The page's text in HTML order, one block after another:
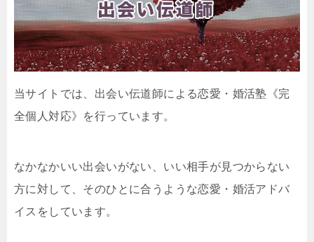
当サイトでは、出会い伝道師による恋愛・婚活塾《完
全個人対応》を行っています。
なかなかいい出会いがない、いい相手が見つからない
方に対して、そのひとに合うような恋愛・婚活アドバ
イスをしています。